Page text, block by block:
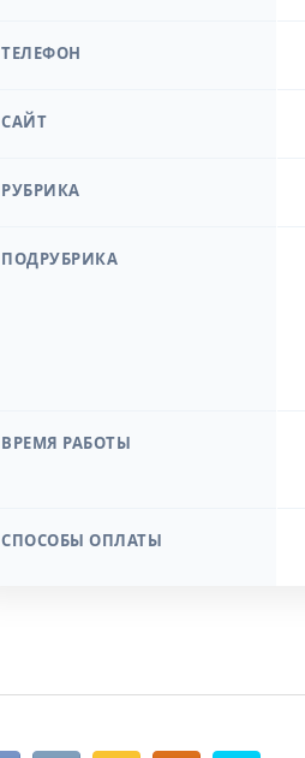
ТЕЛЕФОН
САЙТ
РУБРИКА
ПОДРУБРИКА
ВРЕМЯ РАБОТЫ
СПОСОБЫ ОПЛАТЫ